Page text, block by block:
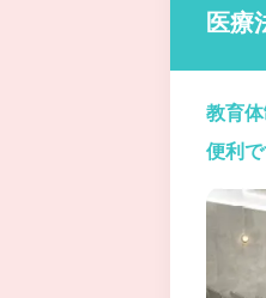
医療
教育
便利で